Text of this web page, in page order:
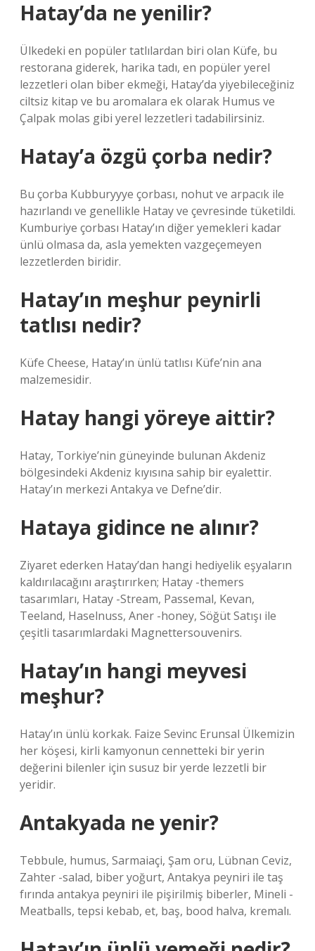
Hatay’da ne yenilir?
Ülkedeki en popüler tatlılardan biri olan Küfe, bu
restorana giderek, harika tadı, en popüler yerel
lezzetleri olan biber ekmeği, Hatay’da yiyebileceğiniz
ciltsiz kitap ve bu aromalara ek olarak Humus ve
Çalpak molas gibi yerel lezzetleri tadabilirsiniz.
Hatay’a özgü çorba nedir?
Bu çorba Kubburyyye çorbası, nohut ve arpacık ile
hazırlandı ve genellikle Hatay ve çevresinde tüketildi.
Kumburiye çorbası Hatay’ın diğer yemekleri kadar
ünlü olmasa da, asla yemekten vazgeçemeyen
lezzetlerden biridir.
Hatay’ın meşhur peynirli
tatlısı nedir?
Küfe Cheese, Hatay’ın ünlü tatlısı Küfe’nin ana
malzemesidir.
Hatay hangi yöreye aittir?
Hatay, Torkiye’nin güneyinde bulunan Akdeniz
bölgesindeki Akdeniz kıyısına sahip bir eyalettir.
Hatay’ın merkezi Antakya ve Defne’dir.
Hataya gidince ne alınır?
Ziyaret ederken Hatay’dan hangi hediyelik eşyaların
kaldırılacağını araştırırken; Hatay -themers
tasarımları, Hatay -Stream, Passemal, Kevan,
Teeland, Haselnuss, Aner -honey, Söğüt Satışı ile
çeşitli tasarımlardaki Magnettersouvenirs.
Hatay’ın hangi meyvesi
meşhur?
Hatay’ın ünlü korkak. Faize Sevinc Erunsal Ülkemizin
her köşesi, kirli kamyonun cennetteki bir yerin
değerini bilenler için susuz bir yerde lezzetli bir
yeridir.
Antakyada ne yenir?
Tebbule, humus, Sarmaiaçi, Şam oru, Lübnan Ceviz,
Zahter -salad, biber yoğurt, Antakya peyniri ile taş
fırında antakya peyniri ile pişirilmiş biberler, Mineli -
Meatballs, tepsi kebab, et, baş, bood halva, kremalı.